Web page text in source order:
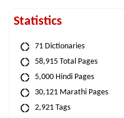
Statistics
71 Dictionaries
58,915 Total Pages
5,000 Hindi Pages
30,121 Marathi Pages
2,921 Tags